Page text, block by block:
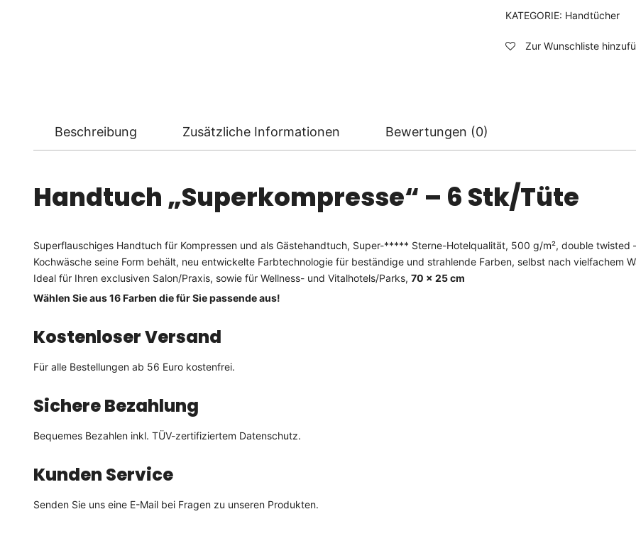
KATEGORIE: Handtücher
Zur Wunschliste
Beschreibung Zusätzliche Informationen Bewertungen (0)
Handtuch „Superkompresse“ – 6 Stk/Tüte
Superflauschiges Handtuch für Kompressen und als Gästehandtuch, Super-***** Sterne-Hotelqualität, 500 g/m², double
Kochwäsche seine Form behält, neu entwickelte Farbtechnologie für beständige und strahlende Farben, selbst nach vielfachem
Ideal für Ihren exclusiven Salon/Praxis, sowie für Wellness- und Vitalhotels/Parks, 70 × 25 cm
Wählen Sie aus 16 Farben die für Sie passende aus!
Kostenloser Versand
Für alle Bestellungen ab 56 Euro kostenfrei.
Sichere Bezahlung
Bequemes Bezahlen inkl. TÜV-zertifiziertem Datenschutz.
Kunden Service
Senden Sie uns eine E-Mail bei Fragen zu unseren Produkten.